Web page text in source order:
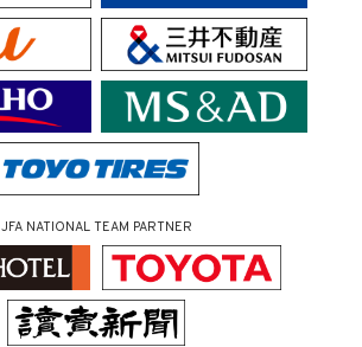
JFA NATIONAL TEAM PARTNER